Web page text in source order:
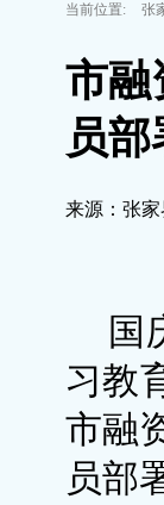
当前位置: 张
市融
员
来源：张家
国
习教
市融
员部